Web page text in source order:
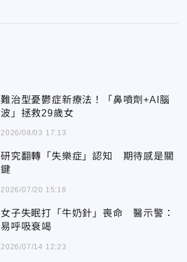
難治型憂鬱症新療法！「鼻噴劑+AI腦
波」拯救29歲女
2026/08/03 17:13
研究翻轉「失樂症」認知 期待感是關
鍵
2026/07/20 15:18
女子失眠打「牛奶針」喪命 醫示警：
易呼吸衰竭
2026/07/14 12:23